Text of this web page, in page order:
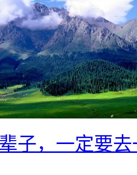
子，一定要